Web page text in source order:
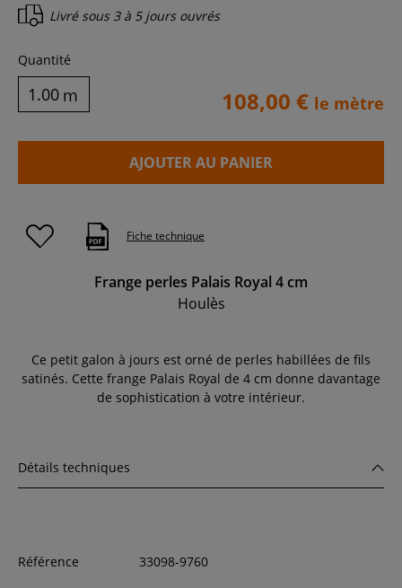
Livré sous 3 à 5 jours ouvrés
Quantité
m 108,00 € le mètre
AJOUTER AU PANIER
Fiche technique
Frange perles Palais Royal 4 cm
Houlès
Ce petit galon à jours est orné de perles habillées de fils
satinés. Cette frange Palais Royal de 4 cm donne davantage
de sophistication à votre intérieur.
Détails techniques
Référence 33098-9760